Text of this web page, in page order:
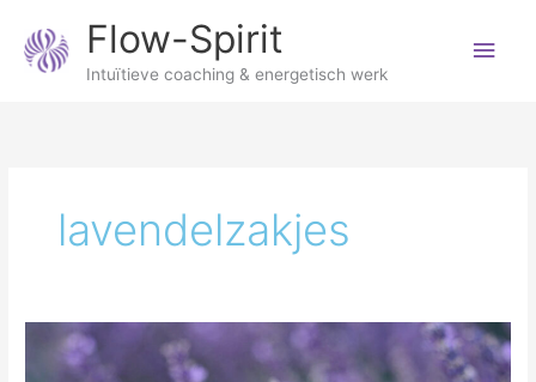
naar
Flow-Spirit
Intuïtieve coaching & energetisch werk
lavendelzakjes